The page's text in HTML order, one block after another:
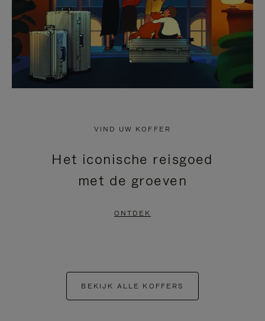
VIND UW KOFFER
Het iconische reisgoed
met de groeven
ONTDEK
BEKIJK ALLE KOFFERS